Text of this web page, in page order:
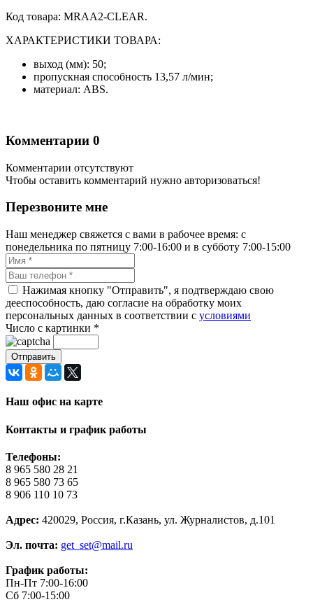
Код товара: MRAA2-CLEAR.
ХАРАКТЕРИСТИКИ ТОВАРА:
выход (мм): 50;
пропускная способность 13,57 л/мин;
материал: ABS.
Комментарии 0
Комментарии отсутствуют
Чтобы оставить комментарий нужно авторизоваться!
Перезвоните мне
Наш менеджер свяжется с вами в рабочее время: с
понедельника по пятницу 7:00-16:00 и в субботу 7:00-15:00
Нажимая кнопку "Отправить", я подтверждаю свою
дееспособность, даю согласие на обработку моих
персональных данных в соответствии с условиями
Число с картинки *
Наш офис на карте
Контакты и график работы
Телефоны:
8 965 580 28 21
8 965 580 73 65
8 906 110 10 73
Адрес: 420029, Россия, г.Казань, ул. Журналистов, д.101
Эл. почта: get_set@mail.ru
График работы:
Пн-Пт 7:00-16:00
Сб 7:00-15:00